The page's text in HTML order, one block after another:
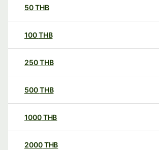
50THB
100THB
250THB
500THB
1000THB
2000THB